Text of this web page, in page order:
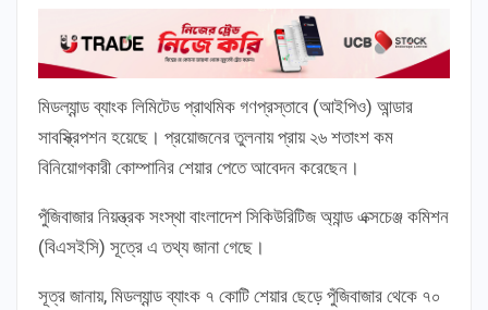
মিডল্যান্ড ব্যাংক লিমিটেড প্রাথমিক গণপ্রস্তাবে (আইপিও) আন্ডার
সাবস্ক্রিপশন হয়েছে। প্রয়োজনের তুলনায় প্রায় ২৬ শতাংশ কম
বিনিয়োগকারী কোম্পানির শেয়ার পেতে আবেদন করেছেন।
পুঁজিবাজার নিয়ন্ত্রক সংস্থা বাংলাদেশ সিকিউরিটিজ অ্যান্ড এক্সচেঞ্জ কমিশন
(বিএসইসি) সূত্রে এ তথ্য জানা গেছে।
সূত্র জানায়, মিডল্যান্ড ব্যাংক ৭ কোটি শেয়ার ছেড়ে পুঁজিবাজার থেকে ৭০